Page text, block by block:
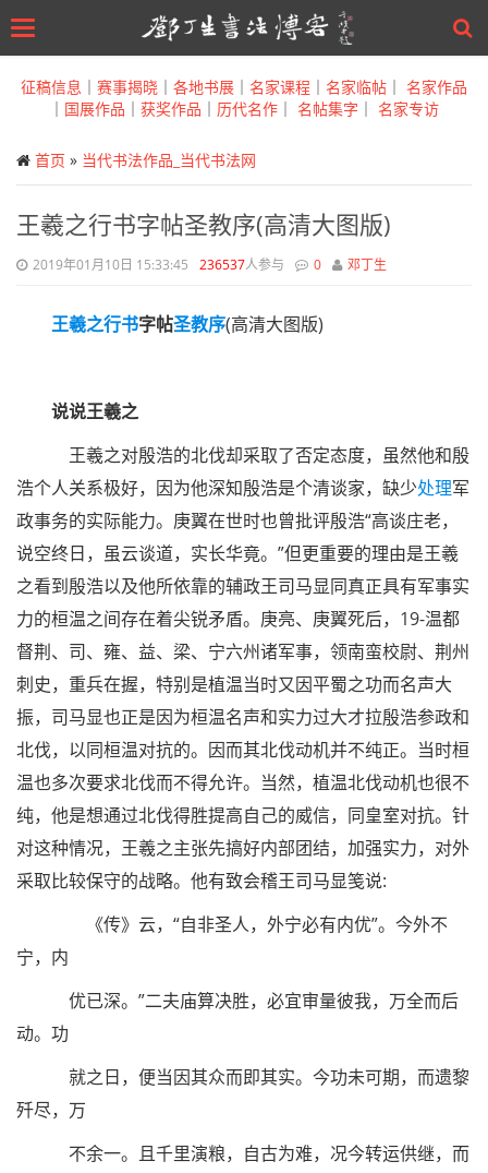
to
Toggle
征稿信息 ｜ 赛事揭晓 ｜ 各地书展 ｜ 名家课程 ｜ 名家临帖 ｜ 名家作品
｜ 国展作品 ｜ 获奖作品 ｜ 历代名作 ｜ 名帖集字 ｜ 名家专访
首页 » 当代书法作品_当代书法网
王羲之行书字帖圣教序(高清大图版)
2019年01月10日 15:33:45 236537人参与 0 邓丁生
王羲之行书字帖圣教序(高清大图版)
说说王羲之
王羲之对殷浩的北伐却采取了否定态度，虽然他和殷
浩个人关系极好，因为他深知殷浩是个清谈家，缺少处理军
政事务的实际能力。庚翼在世时也曾批评殷浩“高谈庄老，
说空终日，虽云谈道，实长华竟。”但更重要的理由是王羲
之看到殷浩以及他所依靠的辅政王司马显同真正具有军事实
力的桓温之间存在着尖锐矛盾。庚亮、庚翼死后，19-温都
督荆、司、雍、益、梁、宁六州诸军事，领南蛮校尉、荆州
刺史，重兵在握，特别是植温当时又因平蜀之功而名声大
振，司马显也正是因为桓温名声和实力过大才拉殷浩参政和
北伐，以同桓温对抗的。因而其北伐动机并不纯正。当时桓
温也多次要求北伐而不得允许。当然，植温北伐动机也很不
纯，他是想通过北伐得胜提高自己的威信，同皇室对抗。针
对这种情况，王羲之主张先搞好内部团结，加强实力，对外
采取比较保守的战略。他有致会稽王司马显笺说:
《传》云，“自非圣人，外宁必有内优”。今外不
宁，内
优已深。”二夫庙算决胜，必宜审量彼我，万全而后
动。功
就之日，便当因其众而即其实。今功未可期，而遗黎
歼尽，万
不余一。且千里演粮，自古为难，况今转运供继，而